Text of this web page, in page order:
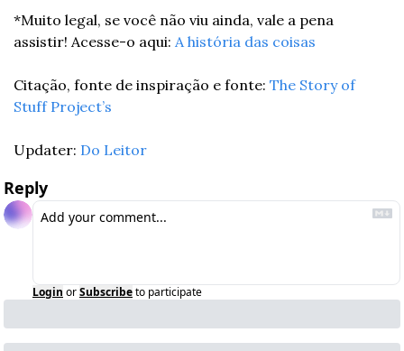
*Muito legal, se você não viu ainda, vale a pena
assistir! Acesse-o aqui: A história das coisas
Citação, fonte de inspiração e fonte: The Story of
Stuff Project’s
Updater: Do Leitor
Reply
Login orSubscribeto participate